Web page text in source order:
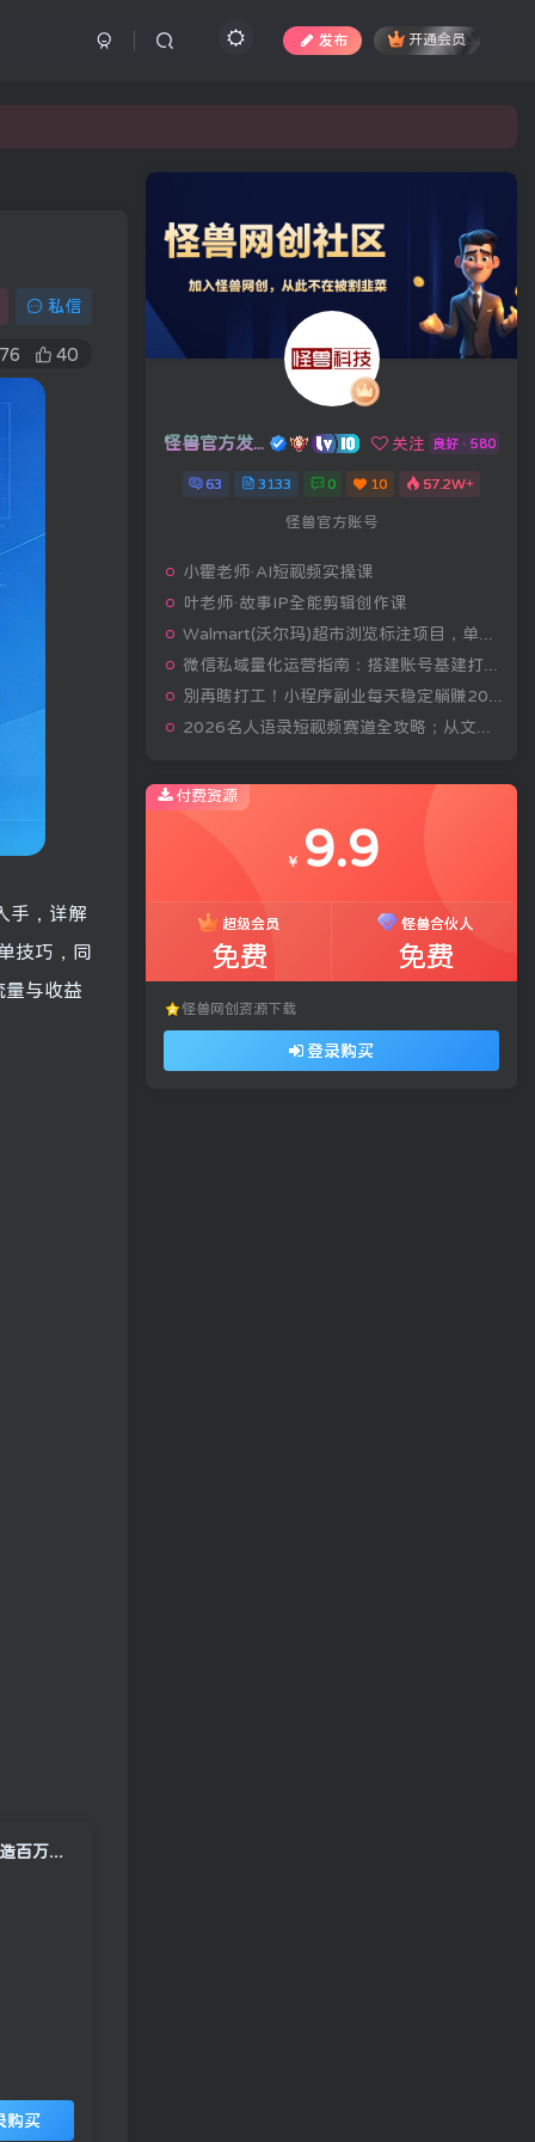
发布 开通会员
私信
76 40
手，详解
技巧，同
量与收益
2026短视频IP训练营：AI赋能从定位起号到不露脸带货，素人也能快速打造百万粉丝IP
购买
关注 良好 · 580
63 3133 0 10 57.2W+
怪兽官方账号
小霍老师·AI短视频实操课
叶老师·故事IP全能剪辑创作课
付费资源
￥ 9.9
超级会员
免费
怪兽合伙人
免费
怪兽网创资源下载
登录购买